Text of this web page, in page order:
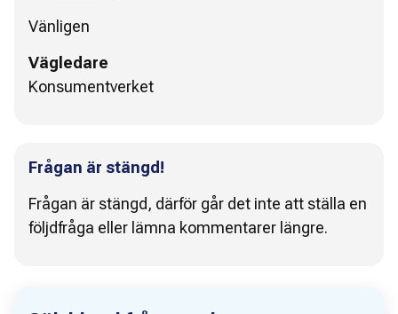
Vänligen
Vägledare
Konsumentverket
Frågan är stängd!
Frågan är stängd, därför går det inte att ställa en
följdfråga eller lämna kommentarer längre.